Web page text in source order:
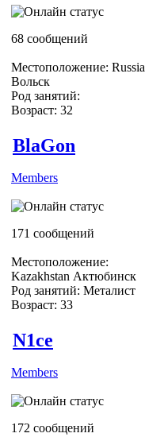
68 сообщений
Местоположение: Russia
Вольск
Род занятий:
Возраст: 32
BlaGon
Members
171 сообщений
Местоположение:
Kazakhstan Актюбинск
Род занятий: Металист
Возраст: 33
N1ce
Members
172 сообщений